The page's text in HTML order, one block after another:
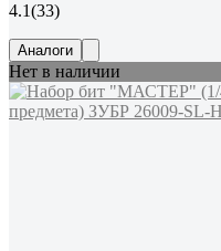
4.1(33)
Аналоги
Нет в наличии